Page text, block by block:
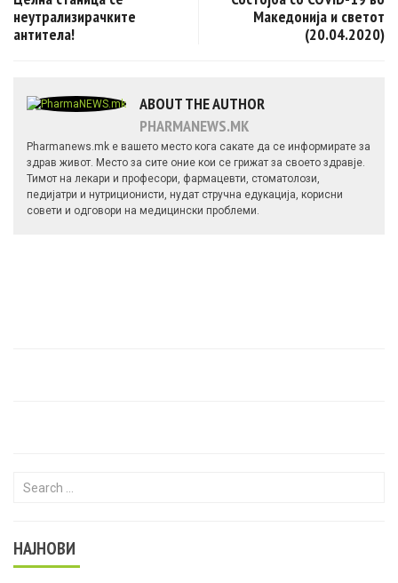
неутрализирачките
антитела!
Македонија и светот
(20.04.2020)
ABOUT THE AUTHOR
PHARMANEWS.MK
Pharmanews.mk е вашето место кога сакате да се информирате за
здрав живот. Место за сите оние кои се грижат за своето здравје.
Тимот на лекари и професори, фармацевти, стоматолози,
педијатри и нутриционисти, нудат стручна едукација, корисни
совети и одговори на медицински проблеми.
Search for:
НАЈНОВИ